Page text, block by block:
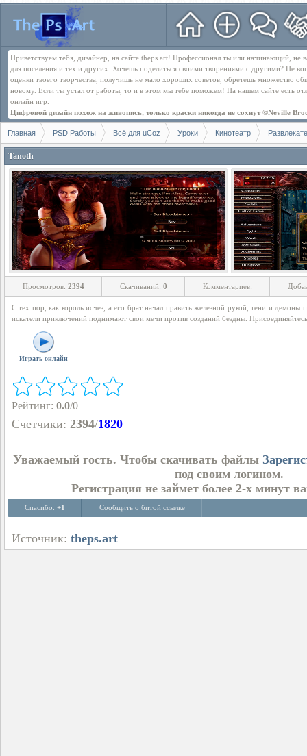
Приветствуем тебя, дизайнер, на сайте theps.art! Профессионал ты или начинающий,
для поселения и тех и других. Хочешь поделиться своими творениями с другими? Не
оценки твоего творчества, получишь не мало хороших советов, обретешь множество
новому. Если ты устал от работы, то и в этом мы тебе поможем! На нашем сайте есть
онлайн игр.
Цифровой дизайн похож на живопись, только краски никогда не сохнут ©Neville
Главная PSD Работы Всё для uCoz Уроки Кинотеатр
Tanoth
Просмотров: 2394 Скачиваний: 0 Комментариев:
С тех пор, как король исчез, а его брат начал править железной рукой, тени и
искатели приключений поднимают свои мечи против созданий бездны.
Играть онлайн
Рейтинг: 0.0/0
Счетчики: 2394/1820
Уважаемый гость. Чтобы скачивать файлы
под своим логином.
Регистрация не займет более 2-х минут
Спасибо: +1 Сообщить о битой ссылке
Источник: theps.art